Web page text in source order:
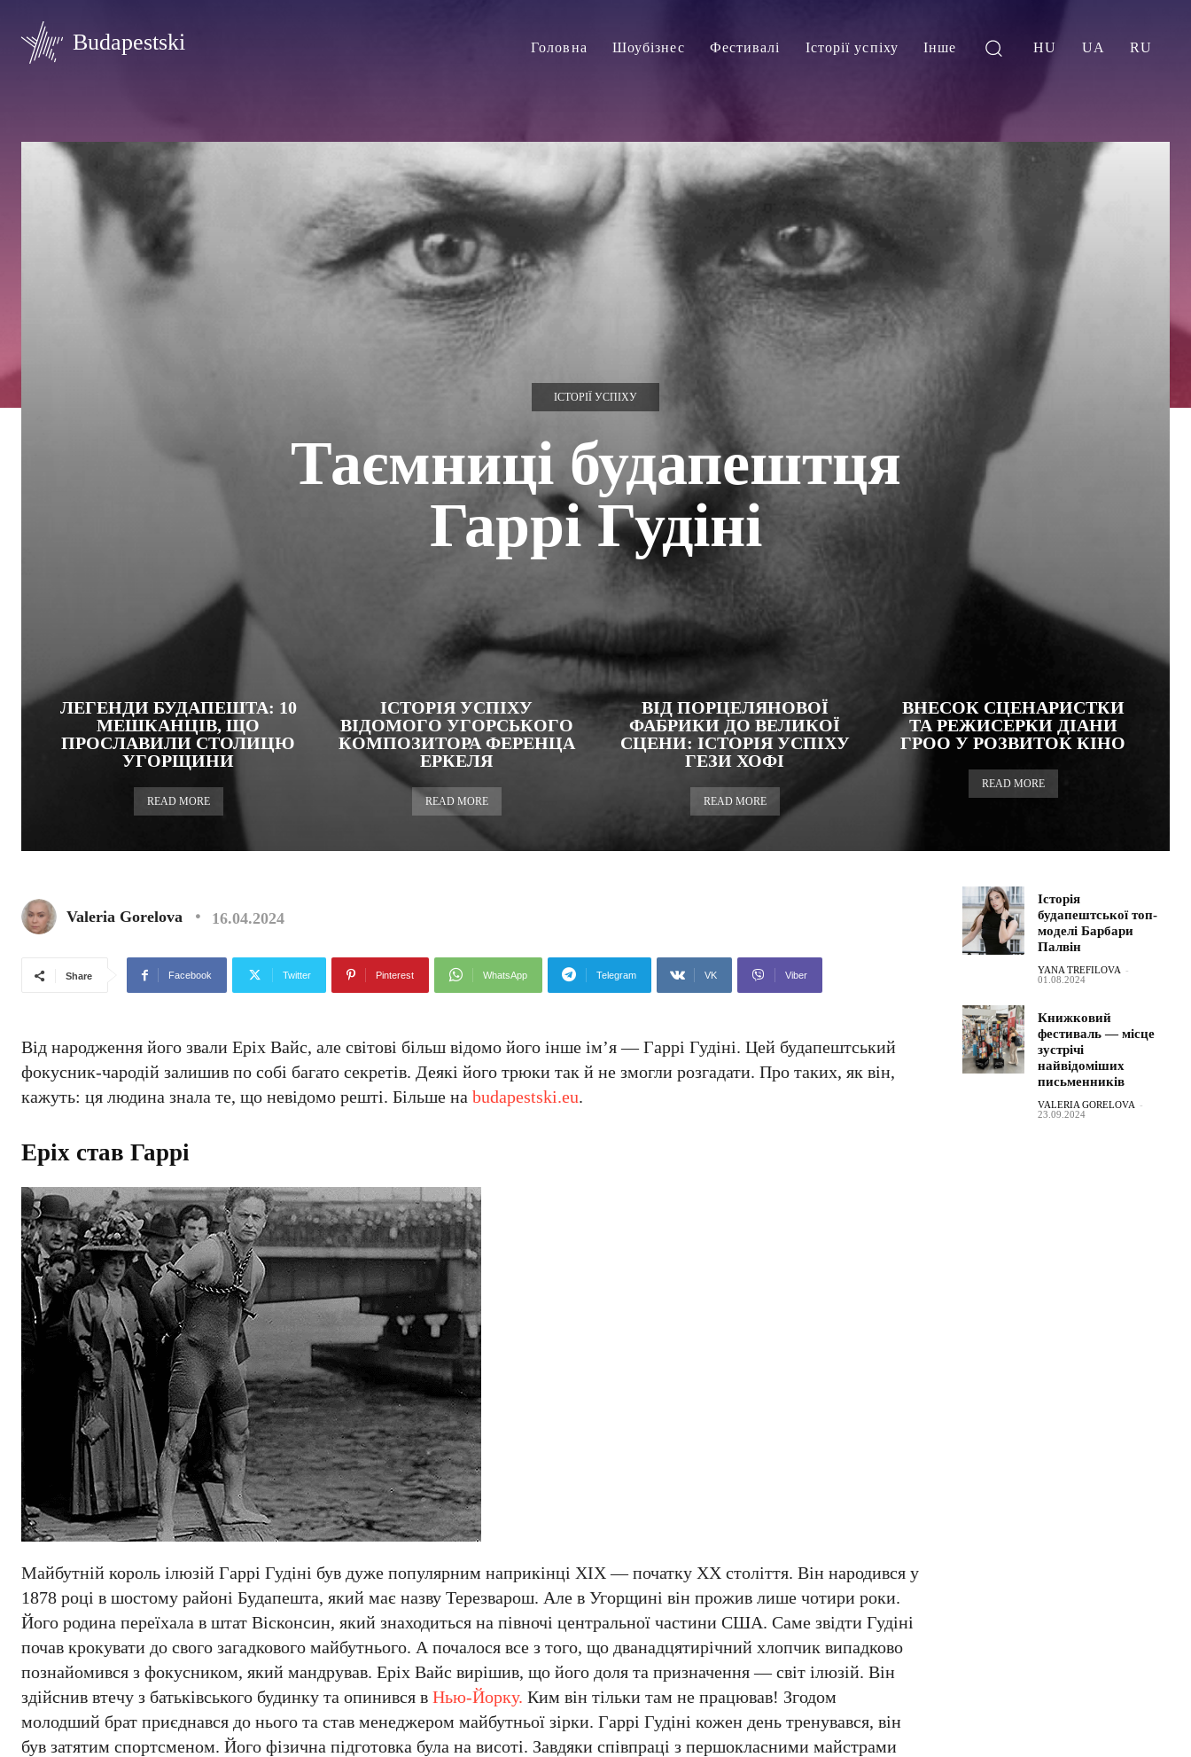
Budapestski Головна Шоубізнес Фестивалі Історії успіху Інше HU UA RU
ІСТОРІЇ УСПІХУ
Таємниці будапештця
Гаррі Гудіні
ЛЕГЕНДИ БУДАПЕШТА: 10
МЕШКАНЦІВ, ЩО
ПРОСЛАВИЛИ СТОЛИЦЮ
УГОРЩИНИ
READ MORE
ІСТОРІЯ УСПІХУ
ВІДОМОГО УГОРСЬКОГО
КОМПОЗИТОРА ФЕРЕНЦА
ЕРКЕЛЯ
READ MORE
ВІД ПОРЦЕЛЯНОВОЇ
ФАБРИКИ ДО ВЕЛИКОЇ
СЦЕНИ: ІСТОРІЯ УСПІХУ
ГЕЗИ ХОФІ
READ MORE
ВНЕСОК СЦЕНАРИСТКИ
ТА РЕЖИСЕРКИ ДІАНИ
ГРОО У РОЗВИТОК КІНО
READ MORE
Valeria Gorelova 16.04.2024
Share Facebook Twitter Pinterest WhatsApp Telegram VK Viber
Від народження його звали Еріх Вайс, але світові більш відомо його інше ім’я — Гаррі Гудіні. Цей будапештський
фокусник-чародій залишив по собі багато секретів. Деякі його трюки так й не змогли розгадати. Про таких, як він,
кажуть: ця людина знала те, що невідомо решті. Більше на budapestski.eu.
Еріх став Гаррі
Майбутній король ілюзій Гаррі Гудіні був дуже популярним наприкінці ХІХ — початку XX століття. Він народився у
1878 році в шостому районі Будапешта, який має назву Терезварош. Але в Угорщині він прожив лише чотири роки.
Його родина переїхала в штат Вісконсин, який знаходиться на півночі центральної частини США. Саме звідти Гудіні
почав крокувати до свого загадкового майбутнього. А почалося все з того, що дванадцятирічний хлопчик випадково
познайомився з фокусником, який мандрував. Еріх Вайс вирішив, що його доля та призначення — світ ілюзій. Він
здійснив втечу з батьківського будинку та опинився в Нью-Йорку. Ким він тільки там не працював! Згодом
молодший брат приєднався до нього та став менеджером майбутньої зірки. Гаррі Гудіні кожен день тренувався, він
був затятим спортсменом. Його фізична підготовка була на висоті. Завдяки співпраці з першокласними майстрами
Історія
будапештської топ-
моделі Барбари
Палвін
YANA TREFILOVA -
01.08.2024
Книжковий
фестиваль — місце
зустрічі
найвідоміших
письменників
VALERIA GORELOVA -
23.09.2024